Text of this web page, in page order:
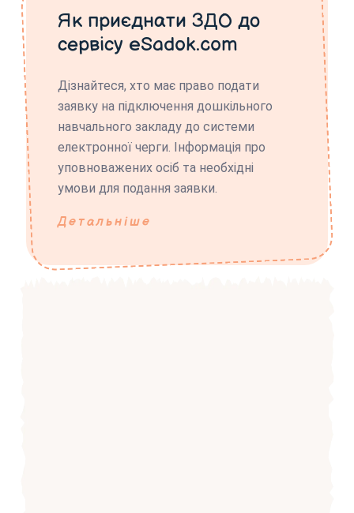
Як приєднати ЗДО до
сервісу eSadok.com
Дізнайтеся, хто має право подати
заявку на підключення дошкільного
навчального закладу до системи
електронної черги. Інформація про
уповноважених осіб та необхідні
умови для подання заявки.
Детальніше